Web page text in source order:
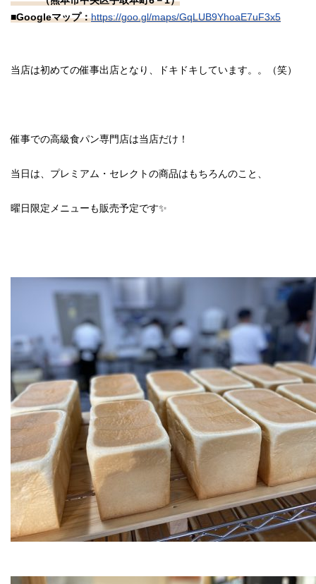
■Googleマップ：https://goo.gl/maps/GqLUB9YhoaE7uF3x5
当店は初めての催事出店となり、ドキドキしています。。（笑）
催事での高級食パン専門店は当店だけ！
当日は、プレミアム・セレクトの商品はもちろんのこと、
曜日限定メニューも販売予定です✨